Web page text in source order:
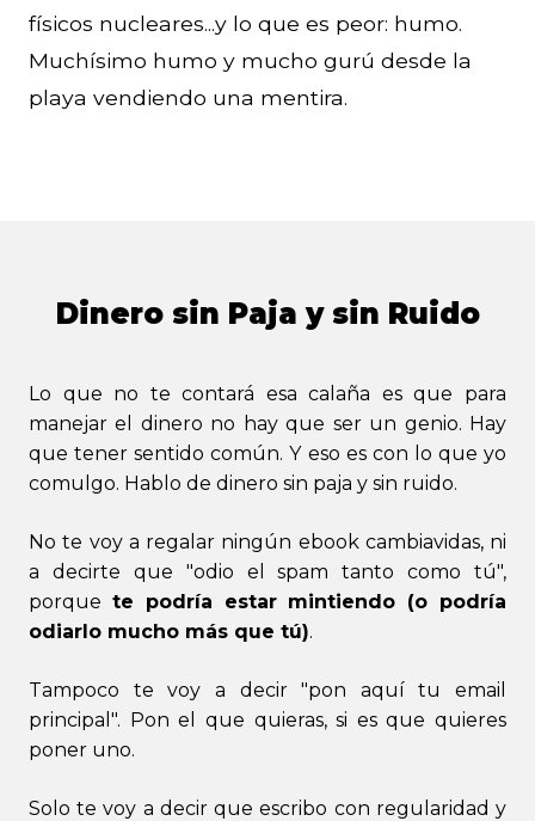
físicos nucleares...y lo que es peor: humo.
Muchísimo humo y mucho gurú desde la
playa vendiendo una mentira.
Dinero sin Paja y sin Ruido
Lo que no te contará esa calaña es que para
manejar el dinero no hay que ser un genio. Hay
que tener sentido común. Y eso es con lo que yo
comulgo. Hablo de dinero sin paja y sin ruido.
No te voy a regalar ningún ebook cambiavidas, ni
a decirte que "odio el spam tanto como tú",
porque te podría estar mintiendo (o podría
odiarlo mucho más que tú).
Tampoco te voy a decir "pon aquí tu email
principal". Pon el que quieras, si es que quieres
poner uno.
Solo te voy a decir que escribo con regularidad y